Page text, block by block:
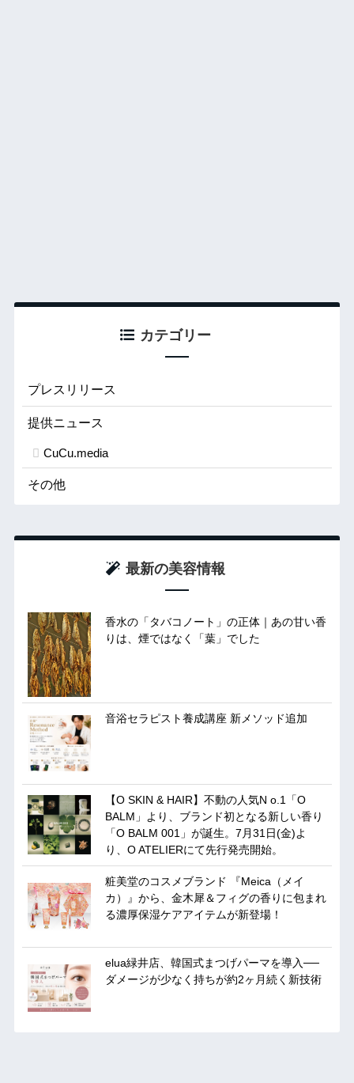
カテゴリー
プレスリリース
提供ニュース
CuCu.media
その他
最新の美容情報
香水の「タバコノート」の正体｜あの甘い香
りは、煙ではなく「葉」でした
音浴セラピスト養成講座 新メソッド追加
【O SKIN & HAIR】不動の人気N o.1「O
BALM」より、ブランド初となる新しい香り
「O BALM 001」が誕生。7月31日(金)よ
り、O ATELIERにて先行発売開始。
粧美堂のコスメブランド 『Meica（メイ
カ）』から、金木犀＆フィグの香りに包まれ
る濃厚保湿ケアアイテムが新登場！
elua緑井店、韓国式まつげパーマを導入──
ダメージが少なく持ちが約2ヶ月続く新技術